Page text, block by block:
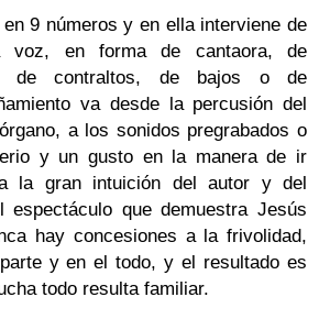
9 números y en ella interviene de
voz, en forma de cantaora, de
de contraltos, de bajos o de
va desde la percusión del
a los sonidos pregrabados o
y un gusto en la manera de ir
la gran intuición del autor y del
espectáculo que demuestra Jesús
hay concesiones a la frivolidad,
y en el todo, y el resultado es
todo resulta familiar.